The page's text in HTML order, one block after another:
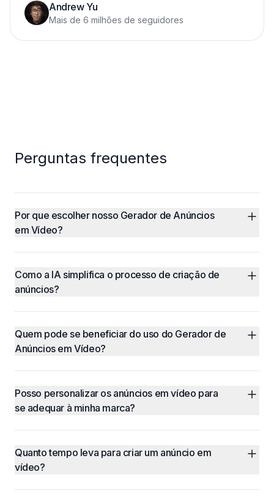
Andrew Yu
Mais de 6 milhões de seguidores
Perguntas frequentes
Por que escolher nosso Gerador de Anúncios
em Vídeo?
Como a IA simplifica o processo de criação de
anúncios?
Quem pode se beneficiar do uso do Gerador de
Anúncios em Vídeo?
Posso personalizar os anúncios em vídeo para
se adequar à minha marca?
Quanto tempo leva para criar um anúncio em
vídeo?